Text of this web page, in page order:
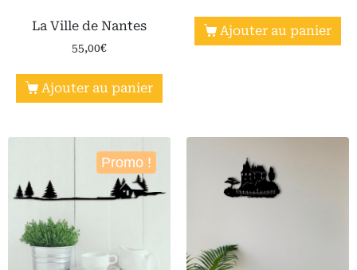
La Ville de Nantes
55,00€
Ajouter au panier
Ajouter au panier
Promo !